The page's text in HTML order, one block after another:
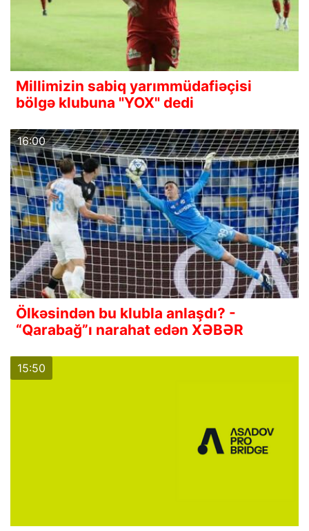
Millimizin sabiq yarımmüdafiəçisi
bölgə klubuna "YOX" dedi
16:00
Ölkəsindən bu klubla anlaşdı? -
“Qarabağ”ı narahat edən XƏBƏR
15:50